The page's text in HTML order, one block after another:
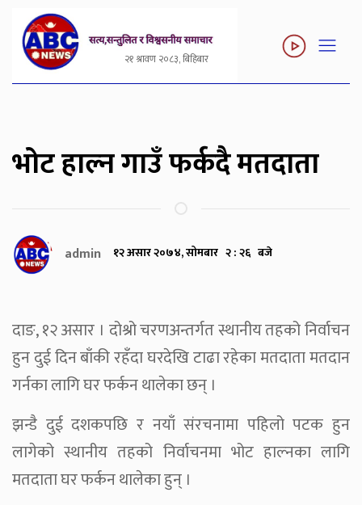
२१ श्रावण २०८३, बिहिबार
भोट हाल्न गाउँ फर्कदै मतदाता
admin १२ असार २०७४, सोमबार २ : २६ बजे
दाङ, १२ असार । दोश्रो चरणअन्तर्गत स्थानीय तहको निर्वाचन
हुन दुई दिन बाँकी रहँदा घरदेखि टाढा रहेका मतदाता मतदान
गर्नका लागि घर फर्कन थालेका छन् ।
झन्डै दुई दशकपछि र नयाँ संरचनामा पहिलो पटक हुन
लागेको स्थानीय तहको निर्वाचनमा भोट हाल्नका लागि
मतदाता घर फर्कन थालेका हुन् ।